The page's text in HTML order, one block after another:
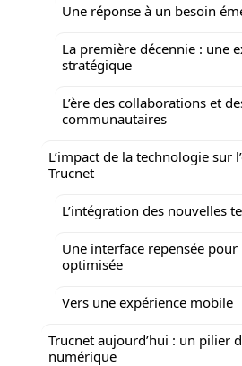
Une réponse à un besoin
La première décennie : une
stratégique
L’ère des collaborations et
communautaires
L’impact de la technologie sur
Trucnet
L’intégration des nouvelles
Une interface repensée
optimisée
Vers une expérience mobile
Trucnet aujourd’hui : un pilier
numérique